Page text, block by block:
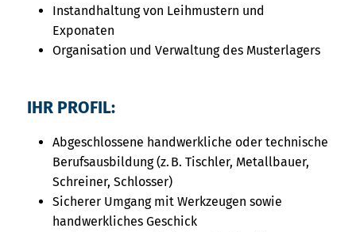
Instandhaltung von Leihmustern und
Exponaten
Organisation und Verwaltung des Musterlagers
IHR PROFIL:
Abgeschlossene handwerkliche oder technische
Berufsausbildung (z. B. Tischler, Metallbauer,
Schreiner, Schlosser)
Sicherer Umgang mit Werkzeugen sowie
handwerkliches Geschick